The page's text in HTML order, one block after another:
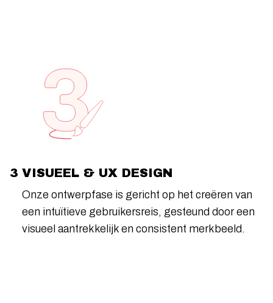
3 VISUEEL & UX DESIGN
Onze ontwerpfase is gericht op het creëren van
een intuïtieve gebruikersreis, gesteund door een
visueel aantrekkelijk en consistent merkbeeld.